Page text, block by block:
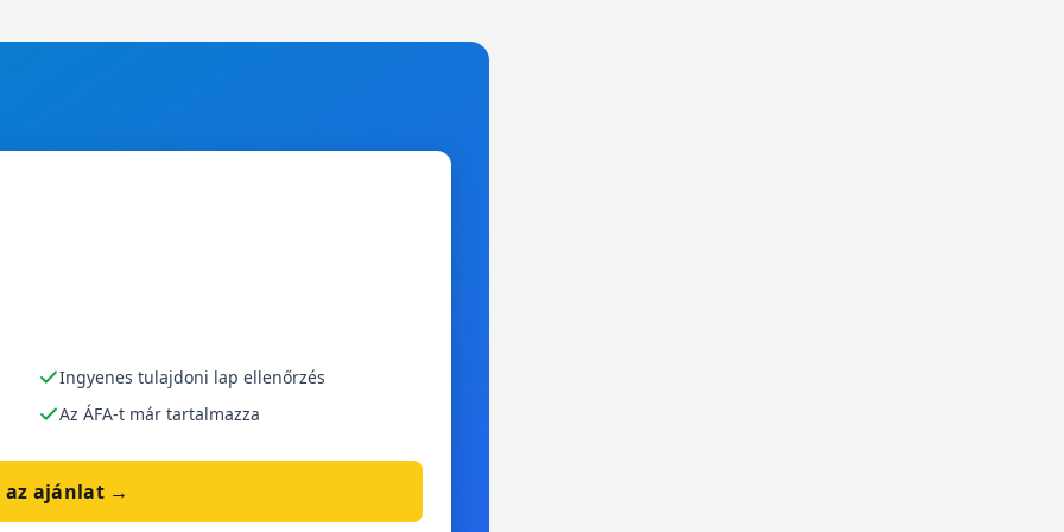
Ingyenes tulajdoni lap ellenőrzés
Az ÁFA-t már tartalmazza
az ajánlat →